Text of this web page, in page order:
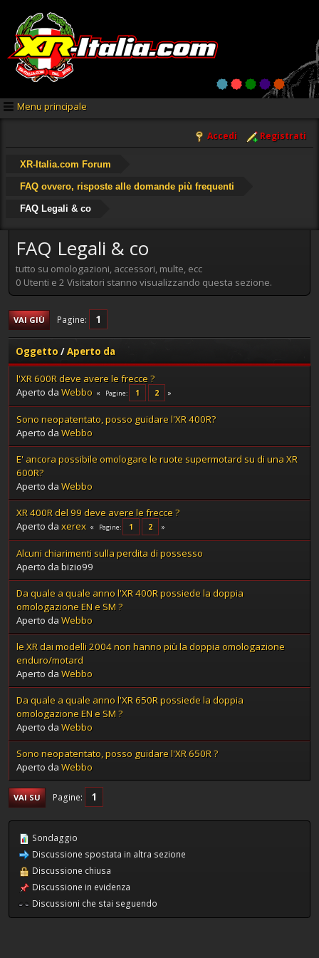
Menu principale
Accedi Registrati
XR-Italia.com Forum
FAQ ovvero, risposte alle domande più frequenti
FAQ Legali & co
FAQ Legali & co
tutto su omologazioni, accessori, multe, ecc
0 Utenti e 2 Visitatori stanno visualizzando questa sezione.
VAI GIÙ Pagine 1
Oggetto/Aperto da
l'XR 600R deve avere le frecce ?
Aperto da Webbo Pagine 1 2
Sono neopatentato, posso guidare l'XR 400R?
Aperto da Webbo
E' ancora possibile omologare le ruote supermotard su di una XR
600R?
Aperto da Webbo
XR 400R del 99 deve avere le frecce ?
Aperto da xerex Pagine 1 2
Alcuni chiarimenti sulla perdita di possesso
Aperto da bizio99
Da quale a quale anno l'XR 400R possiede la doppia
omologazione EN e SM ?
Aperto da Webbo
le XR dai modelli 2004 non hanno più la doppia omologazione
enduro/motard
Aperto da Webbo
Da quale a quale anno l'XR 650R possiede la doppia
omologazione EN e SM ?
Aperto da Webbo
Sono neopatentato, posso guidare l'XR 650R ?
Aperto da Webbo
VAI SU Pagine 1
Sondaggio
Discussione spostata in altra sezione
Discussione chiusa
Discussione in evidenza
Discussioni che stai seguendo